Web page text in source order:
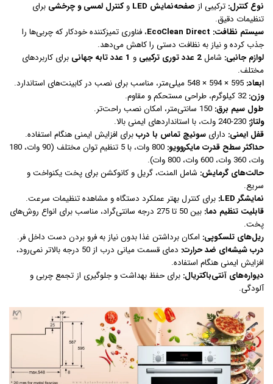
نوع کنترل: ترکیبی از صفحه‌نمایش LED وکنترل لمسی و چرخشی برای
تنظیمات دقیق.
سیستم نظافت: EcoClean Direct، فناوری تمیزکننده خودکار که چربی‌ها را
جذب کرده و نیاز به نظافت دستی را کاهش می‌دهد.
لوازم جانبی: شامل2 عدد توری ترکیبی و 1 عدد تابه جهانی
برای کاربردهای
مختلف.
ابعاد:
وزن:32 کیلوگرم، طراحی مستحکم و مقاوم.
طول سیم برق:
ولتاژ:
قفل ایمنی: دارای سوئیچ تماس با درببرای افزایش ایمنی هنگام استفاده.
حداکثر سطح قدرت مایکروویو:
800 وات، با 5 تنظیم توان مختلف (90 وات، 180
وات، 360 وات، 600 وات، 800 وات).
حالت‌های گرمایش: شامل المنت، گریل و کانوکشن برای پخت یکنواخت و
سریع.
نمایشگر LED:
برای کنترل بهتر عملکرد دستگاه و مشاهده تنظیمات سرعت.
قابلیت تنظیم دما:
بین 50 تا 275 درجه سانتی‌گراد، مناسب برای انواع روش‌های
پخت.
ریل‌های تلسکوپی: امکان برداشتن غذا بدون نیاز به فرو بردن دست داخل فر.
درب شیشه‌ای ضد حرارت:
دمای قسمت میانی درب از 50 درجه بالاتر نمی‌رود،
افزایش ایمنی هنگام استفاده.
دیواره‌های آنتی‌باکتریال: برای حفظ بهداشت و جلوگیری از تجمع چربی و
آلودگی.